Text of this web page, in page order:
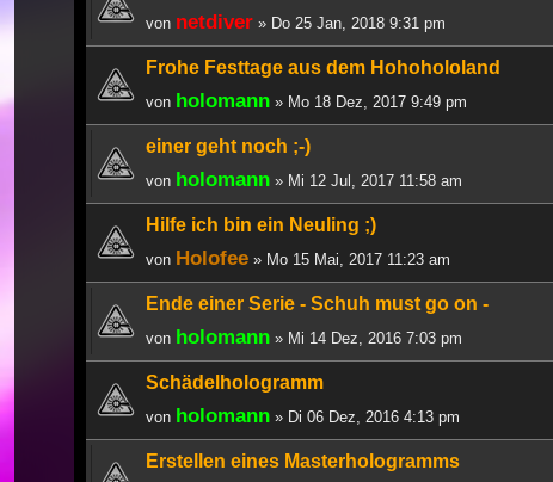
von netdiver » Do 25 Jan, 2018 9:31 pm
Frohe Festtage aus dem Hohohololand
von holomann » Mo 18 Dez, 2017 9:49 pm
einer geht noch ;-)
von holomann » Mi 12 Jul, 2017 11:58 am
Hilfe ich bin ein Neuling ;)
von Holofee » Mo 15 Mai, 2017 11:23 am
Ende einer Serie - Schuh must go on -
von holomann » Mi 14 Dez, 2016 7:03 pm
Schädelhologramm
von holomann » Di 06 Dez, 2016 4:13 pm
Erstellen eines Masterhologramms